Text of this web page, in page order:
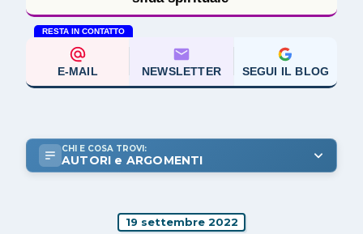
RESTA IN CONTATTO
E-MAIL NEWSLETTER SEGUI IL BLOG
CHI E COSA TROVI:
AUTORI e ARGOMENTI
19 settembre 2022